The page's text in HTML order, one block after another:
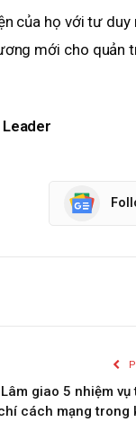
của họ với tư
mới cho quản
giao 5 nhiệm
cách mạng trong